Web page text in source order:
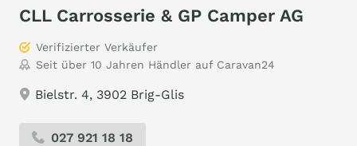
CLL Carrosserie & GP Camper AG
Verifizierter Verkäufer
Seit über 10 Jahren Händler auf Caravan24
Bielstr. 4, 3902 Brig-Glis
027 921 18 18